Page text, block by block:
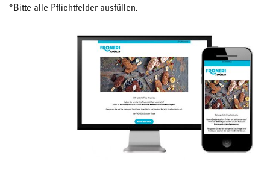
*Bitte alle Pflichtfelder ausfüllen.